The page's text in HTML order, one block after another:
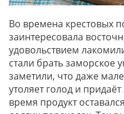
Во времена крестовых
заинтересовала
удовольствием
стали брать заморское
заметили, что даже
утоляет голод и
время продукт